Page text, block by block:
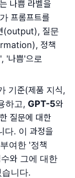
나쁨 라벨을
프롬프트를
(output), 질문
정책
'나쁨'으로
기준(제품 지식,
하고, GPT-5와
질문에 대한
다. 이 과정을
여한 '정책
와 그에 대한
니다.